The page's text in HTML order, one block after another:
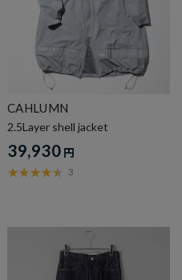
CAHLUMN
2.5Layer shell jacket
39,930 円
3